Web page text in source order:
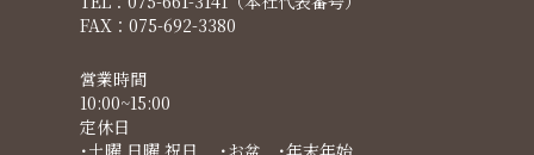
FAX：075-692-3380
営業時間
10:00~15:00
定休日
･土曜 日曜 祝日 ･お盆 ･年末年始